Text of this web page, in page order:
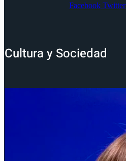
Facebook Twitter
Cultura y Sociedad